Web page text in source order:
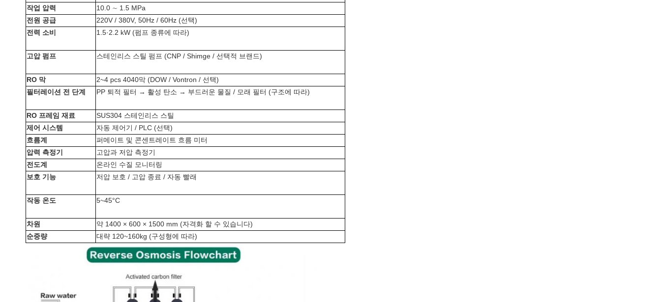
작업 압력
10.0 ∼ 1.5 MPa
전원 공급
220V / 380V, 50Hz / 60Hz (선택)
전력 소비
1.5·2.2 kW (펌프 종류에 따라)
고압 펌프 스테인리스 스틸 펌프 (CNP / Shimge / 선택적 브랜드)
RO 막
2~4 pcs 4040막 (DOW / Vontron / 선택)
필터레이션 전 단계
PP 퇴적 필터 → 활성 탄소 → 부드러운 물질 / 모래 필터 (구조에 따라)
RO 프레임 재료
SUS304 스테인리스 스틸
제어 시스템
자동 제어기 / PLC (선택)
흐름계
퍼메이트 및 콘센트레이트 흐름 미터
압력 측정기
고압과 저압 측정기
전도계
온라인 수질 모니터링
보호 기능
저압 보호 / 고압 종료 / 자동 빨래
작동 온도 5~45°C
차원
약 1400 × 600 × 1500 mm (자격화 할 수 있습니다)
순중량
대략 120~160kg (구성형에 따라)